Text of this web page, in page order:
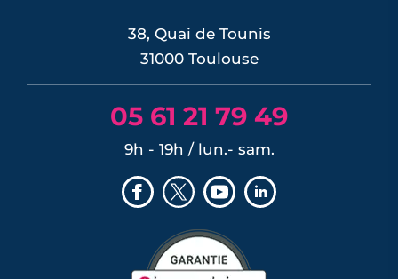
38, Quai de Tounis
31000 Toulouse
05 61 21 79 49
9h - 19h / lun.- sam.